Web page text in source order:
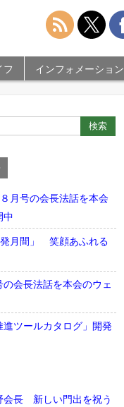
フ インフォメーション
月号の会長法話を本会
中
月間」 笑顔あふれる
会長法話を本会のウェ
進ツールカタログ」開発
長 新しい門出を祝う